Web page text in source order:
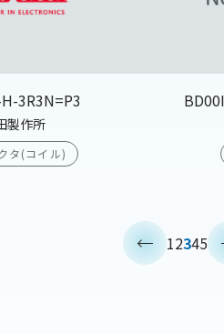
3R3N=P3
製作所
タ(コイル)
12345